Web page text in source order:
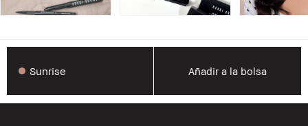
Sunrise Añadir a la bolsa